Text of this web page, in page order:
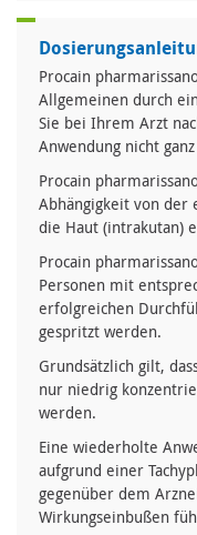
Procain
Allgemeinen durch
Sie bei Ihrem Arzt
Anwendung nicht
Procain
Abhängigkeit von
die Haut (intrakutan)
Procain
Personen mit
erfolgreichen
gespritzt werden.
Grundsätzlich gilt,
nur niedrig
werden.
Eine wiederholte
aufgrund einer
gegenüber dem
Wirkungseinbußen